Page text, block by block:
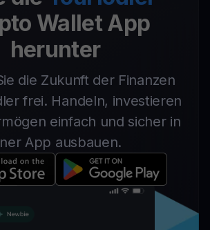
Wallet App
herunter
die Zukunft der Finanzen
frei. Handeln, investieren
einfach und sicher in
App ausbauen.